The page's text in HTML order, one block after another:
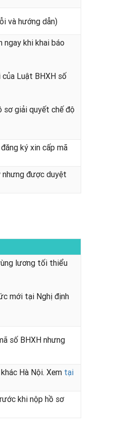
và hướng dẫn)
ngay khi khai báo
Luật BHXH số
sơ giải quyết chế độ
ký xin cấp mã
nhưng được duyệt
lương tối thiểu
mới tại Nghị định
số BHXH nhưng
Hà Nội. Xem tại
khi nộp hồ sơ